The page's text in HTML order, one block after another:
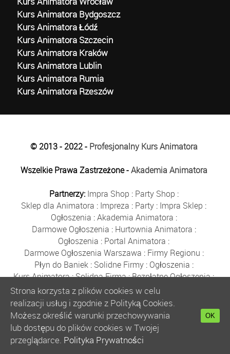
Kurs Animatora Bydgoszcz
Kurs Animatora Łódź
Kurs Animatora Szczecin
Kurs Animatora Kraków
Kurs Animatora Lublin
Kurs Animatora Rumia
Kurs Animatora Rzeszów
© 2013 - 2022 - Profesjonalny Kurs Animatora
Wszelkie Prawa Zastrzeżone -Akademia Animatora
Partnerzy: Impra Shop : Party Shop :
Sklep dla Animatora : Impreza : Party : Impra Sklep :
Ogłoszenia :Akademia Animatora :
Darmowe Ogłoszenia : Hurtownia Animatora :
Ogłoszenia : Portal Animatora :
Darmowe Ogłoszenia Warszawa : Firmy Regionu :
Płyn do Baniek: Solidne Firmy: Ogłoszenia :
Kurs Animatora:Solidna Firma:Bezpłatne Ogłoszenia:
Animator Czasu Wolnego:
Bezpłatne Ogłoszenia Warszawa:sklep animatora
Bańki Mydlane:Bezpłatne Ogłoszenia
Szkolenie Animatorów:Kurs Animatora
:
Kurs Animatora Warszawa :Rumia
Kurs Animatora Poznań:
Strona korzysta z plików cookies w celu
realizacji usług i zgodnie z Polityką Cookies.
Możesz określić warunki przechowywania
lub dostępu do plików cookies w Twojej
przeglądarce. Polityka Prywatności
OK